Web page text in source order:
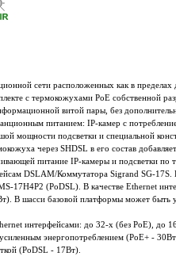
сети расположенных как в пределах
с термокожухами PoE собственной
витой пары, без
питанием: IP-камер с
мощности подсветки и специальной
через SHDSL в его состав
питание IP-камеры и подсветки по
DSLAM/Коммутатора Sigrand SG-17S.
17H4P2 (PoDSL). В качестве Ethernet
В шасси базовой платформы может быть
интерфейсами: до 32-х (без PoE), до
энергопотреблением (PoE+ -
(PoDSL - 17Вт).